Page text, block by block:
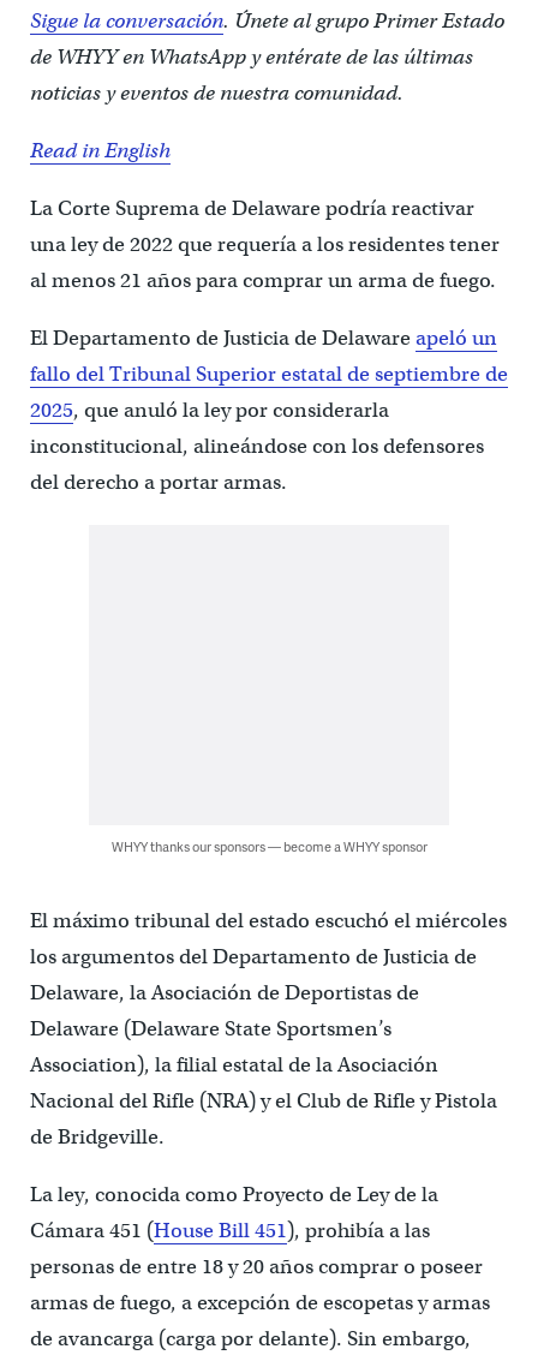
Sigue la conversación. Únete al grupo Primer Estado
de WHYY en WhatsApp y entérate de las últimas
noticias y eventos de nuestra comunidad.
Read in English
La Corte Suprema de Delaware podría reactivar
una ley de 2022 que requería a los residentes tener
al menos 21 años para comprar un arma de fuego.
El Departamento de Justicia de Delawareapeló un
fallo del Tribunal Superior estatal de septiembre de
2025, que anuló la ley por considerarla
inconstitucional, alineándose con los defensores
del derecho a portar armas.
WHYY thanks our sponsors — become a WHYY sponsor
El máximo tribunal del estado escuchó el miércoles
los argumentos del Departamento de Justicia de
Delaware, la Asociación de Deportistas de
Delaware (Delaware State Sportsmen’s
Association), la filial estatal de la Asociación
Nacional del Rifle (NRA) y el Club de Rifle y Pistola
de Bridgeville.
La ley, conocida como Proyecto de Ley de la
Cámara 451 (House Bill 451), prohibía a las
personas de entre 18 y 20 años comprar o poseer
armas de fuego, a excepción de escopetas y armas
de avancarga (carga por delante). Sin embargo,